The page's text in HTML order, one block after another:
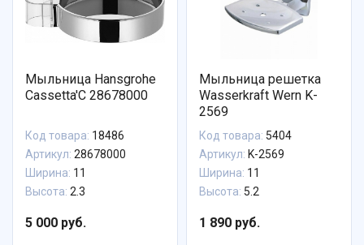
Мыльница Hansgrohe
Cassetta'C 28678000
Код товара: 18486
Артикул: 28678000
Ширина: 11
Высота: 2.3
5 000 руб.
Мыльница решетка
Wasserkraft Wern K-
2569
Код товара: 5404
Артикул: K-2569
Ширина: 11
Высота: 5.2
1 890 руб.